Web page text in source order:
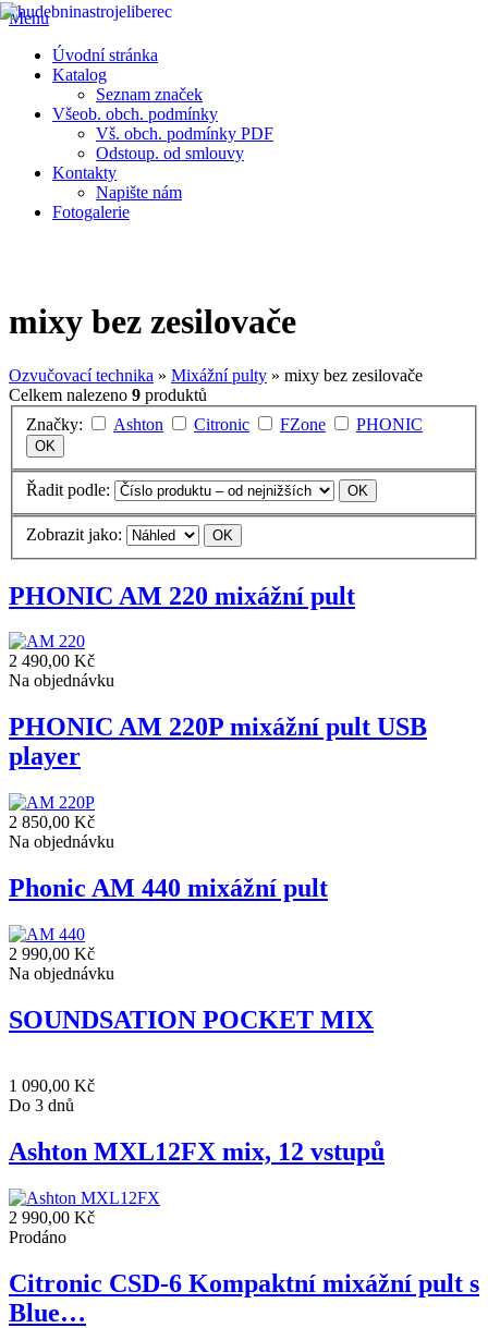
Menu
Úvodní stránka
Katalog
Seznam značek
Všeob. obch. podmínky
Vš. obch. podmínky PDF
Odstoup. od smlouvy
Kontakty
Napište nám
Fotogalerie
mixy bez zesilovače
Ozvučovací technika » Mixážní pulty » mixy bez zesilovače
Celkem nalezeno 9 produktů
Značky:
Ashton Citronic FZone PHONIC
Řadit podle:
Zobrazit jako:
PHONIC AM 220 mixážní pult
2 490,00 Kč
Na objednávku
PHONIC AM 220P mixážní pult USB
player
2 850,00 Kč
Na objednávku
Phonic AM 440 mixážní pult
2 990,00 Kč
Na objednávku
SOUNDSATION POCKET MIX
1 090,00 Kč
Do 3 dnů
Ashton MXL12FX mix, 12 vstupů
2 990,00 Kč
Prodáno
Citronic CSD-6 Kompaktní mixážní pult s
Blue…